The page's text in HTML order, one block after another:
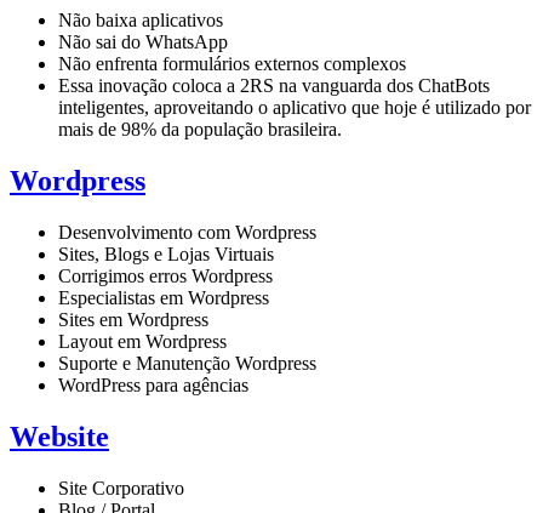
Não baixa aplicativos
Não sai do WhatsApp
Não enfrenta formulários externos complexos
Essa inovação coloca a 2RS na vanguarda dos ChatBots
inteligentes, aproveitando o aplicativo que hoje é utilizado por
mais de 98% da população brasileira.
Wordpress
Desenvolvimento com Wordpress
Sites, Blogs e Lojas Virtuais
Corrigimos erros Wordpress
Especialistas em Wordpress
Sites em Wordpress
Layout em Wordpress
Suporte e Manutenção Wordpress
WordPress para agências
Website
Site Corporativo